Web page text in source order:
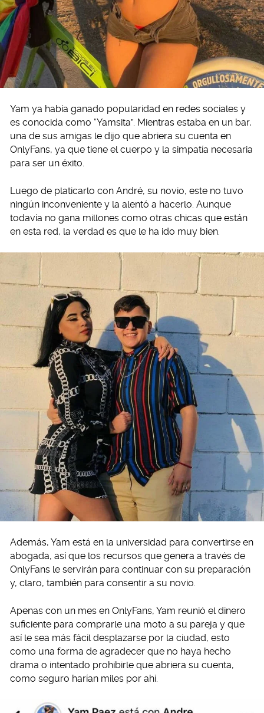
Yam ya había ganado popularidad en redes sociales y
es conocida como “Yamsita”. Mientras estaba en un bar,
una de sus amigas le dijo que abriera su cuenta en
OnlyFans, ya que tiene el cuerpo y la simpatía necesaria
para ser un éxito.
Luego de platicarlo con André, su novio, este no tuvo
ningún inconveniente y la alentó a hacerlo. Aunque
todavía no gana millones como otras chicas que están
en esta red, la verdad es que le ha ido muy bien.
Además, Yam está en la universidad para convertirse en
abogada, así que los recursos que genera a través de
OnlyFans le servirán para continuar con su preparación
y, claro, también para consentir a su novio.
Apenas con un mes en OnlyFans, Yam reunió el dinero
suficiente para comprarle una moto a su pareja y que
así le sea más fácil desplazarse por la ciudad, esto
como una forma de agradecer que no haya hecho
drama o intentado prohibirle que abriera su cuenta,
como seguro harían miles por ahí.